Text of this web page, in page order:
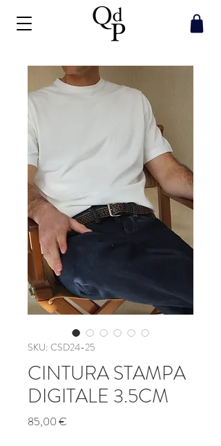
SKU: CSD24-25
CINTURA STAMPA
DIGITALE 3.5CM
85,00 €